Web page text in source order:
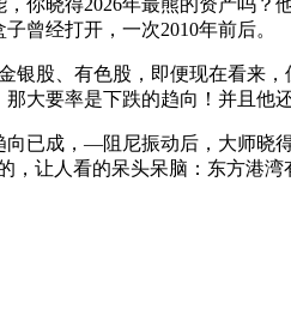
你晓得2026年最熊的资产吗
曾经打开，一次2010年前后。
、有色股，即便现在看来，
大要率是下跌的趋向！并且他还
成，—阻尼振动后，大师晓
让人看的呆头呆脑：东方港